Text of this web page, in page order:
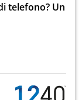
telefono? Un